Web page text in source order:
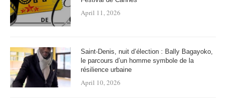
April 11, 2026
Saint-Denis, nuit d’élection : Bally Bagayoko,
le parcours d’un homme symbole de la
résilience urbaine
April 10, 2026